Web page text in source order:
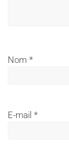
Nom*
E-mail*